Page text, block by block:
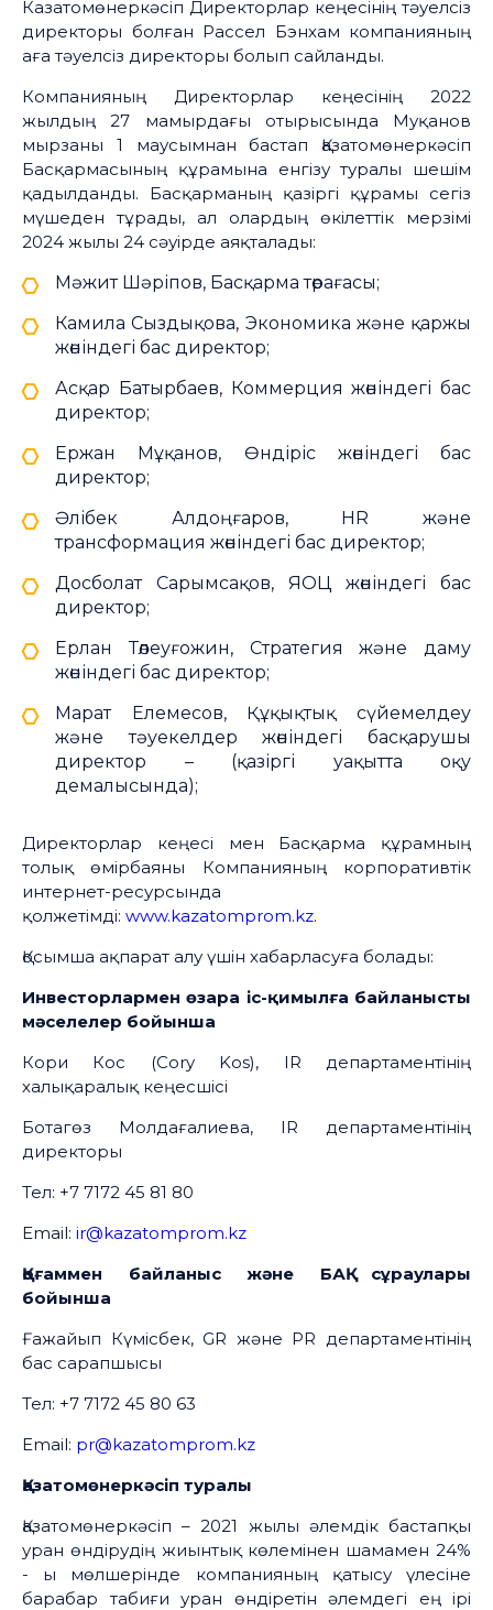
Казатомөнеркәсіп Директорлар кеңесінің тәуелсіз
директоры болған Рассел Бэнхам компанияның
аға тәуелсіз директоры болып сайланды.
Компанияның Директорлар кеңесінің 2022
жылдың 27 мамырдағы отырысында Муқанов
мырзаны 1 маусымнан бастап Қазатомөнеркәсіп
Басқармасының құрамына енгізу туралы шешім
қадылданды. Басқарманың қазіргі құрамы сегіз
мүшеден тұрады, ал олардың өкілеттік мерзімі
2024 жылы 24 сәуірде аяқталады:
Мәжит Шәріпов, Басқарма төрағасы;
Камила Сыздықова, Экономика және қаржы
жөніндегі бас директор;
Асқар Батырбаев, Коммерция жөніндегі бас
директор;
Ержан Мұқанов, Өндіріс жөніндегі бас
директор;
Әлібек Алдоңғаров, HR және
трансформация жөніндегі бас директор;
Досболат Сарымсақов, ЯОЦ жөніндегі бас
директор;
Ерлан Төлеуғожин, Стратегия және даму
жөніндегі бас директор;
Марат Елемесов, Құқықтық сүйемелдеу
және тәуекелдер жөніндегі басқарушы
директор – (қазіргі уақытта оқу
демалысында);
Директорлар кеңесі мен Басқарма құрамның
толық өмірбаяны Компанияның корпоративтік
интернет-ресурсында
қолжетімді: www.kazatomprom.kz.
Қосымша ақпарат алу үшін хабарласуға болады:
Инвесторлармен өзара іс-қимылға байланысты
мәселелер бойынша
Кори Кос (Cory Kos), IR департаментінің
халықаралық кеңесшісі
Ботагөз Молдағалиева, IR департаментінің
директоры
Тел: +7 7172 45 81 80
Email: ir@kazatomprom.kz
Қоғаммен байланыс және БАҚ сұраулары
бойынша
Ғажайып Күмісбек, GR және PR департаментінің
бас сарапшысы
Тел: +7 7172 45 80 63
Email: pr@kazatomprom.kz
Қазатомөнеркәсіп туралы
Қазатомөнеркәсіп – 2021 жылы әлемдік бастапқы
уран өндірудің жиынтық көлемінен шамамен 24%
- ы мөлшерінде компанияның қатысу үлесіне
барабар табиғи уран өндіретін әлемдегі ең ірі